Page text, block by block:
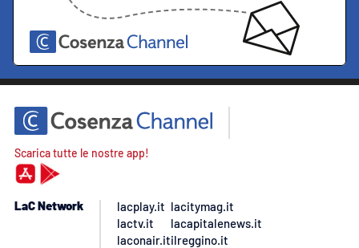
Scarica tutte le nostre app!
LaC Network
lacplay.it
lactv.it
laconair.it
lacitymag.it
lacapitalenews.it
ilreggino.it